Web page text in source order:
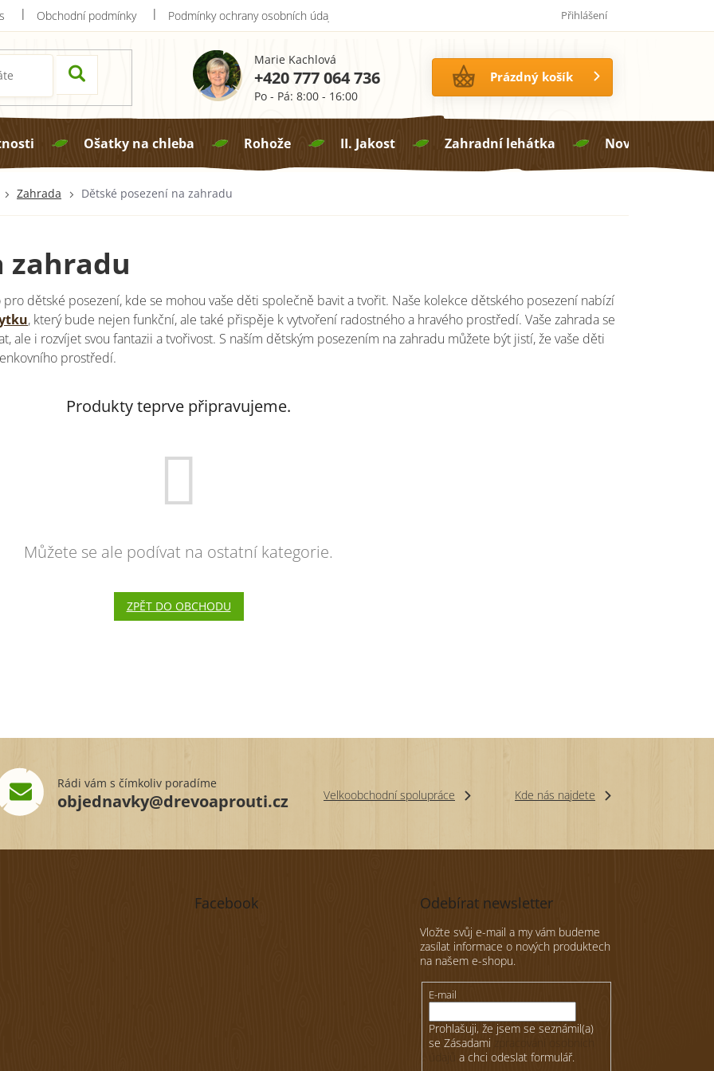
Obchodní podmínky Podmínky ochrany osobních údajů 14 dní na vrácení zboží
Přihlášení
Marie Kachlová
+420 777 064 736
Po - Pá: 8:00 - 16:00
NÁKUPNÍ
KOŠÍK
Prázdný košík
Ošatky na chleba Rohože II. Jakost Zahradní lehátka Novinky
Zahrada Dětské posezení na zahradu
zahradu
dětské posezení, kde se mohou vaše děti společně bavit a tvořit. Naše kolekce dětského posezení nabízí
, který bude nejen funkční, ale také přispěje k vytvoření radostného a hravého prostředí. Vaše zahrada se
ale i rozvíjet svou fantazii a tvořivost. S naším dětským posezením na zahradu můžete být jistí, že vaše děti
prostředí.
Produkty teprve připravujeme.
Můžete se ale podívat na ostatní kategorie.
ZPĚT DO OBCHODU
objednavky@drevoaprouti.cz
Rádi vám s čímkoliv poradíme
Velkoobchodní spolupráce
Kde nás najdete
Facebook Odebírat newsletter
Vložte svůj e-mail a my vám budeme
zasílat informace o nových produktech
na našem e-shopu.
E-mail
Prohlašuji, že jsem se seznámil(a)
se Zásadami
a chci odeslat formulář.